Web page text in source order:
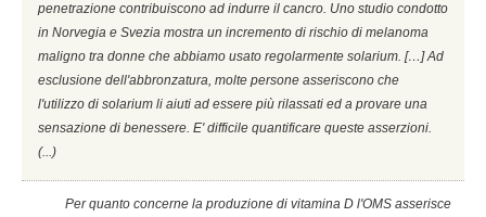
penetrazione contribuiscono ad indurre il cancro. Uno studio condotto
in Norvegia e Svezia mostra un incremento di rischio di melanoma
maligno tra donne che abbiamo usato regolarmente solarium. […] Ad
esclusione dell'abbronzatura, molte persone asseriscono che
l'utilizzo di solarium li aiuti ad essere più rilassati ed a provare una
sensazione di benessere. E' difficile quantificare queste asserzioni.
(...)
Per quanto concerne la produzione di vitamina D l'OMS asserisce